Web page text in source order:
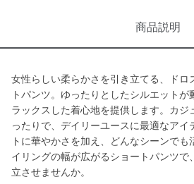
商品説明
女性らしい柔らかさを引き立てる、ドロ
トパンツ。ゆったりとしたシルエットが
ラックスした着心地を提供します。カジ
ったりで、デイリーユースに最適なアイ
トに華やかさを加え、どんなシーンでも
イリングの幅が広がるショートパンツで
立させませんか。